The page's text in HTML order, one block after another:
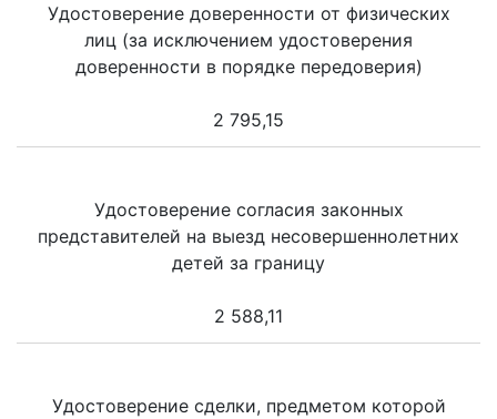
Удостоверение доверенности от физических
лиц (за исключением удостоверения
доверенности в порядке передоверия)
2 795,15
Удостоверение согласия законных
представителей на выезд несовершеннолетних
детей за границу
2 588,11
Удостоверение сделки, предметом которой